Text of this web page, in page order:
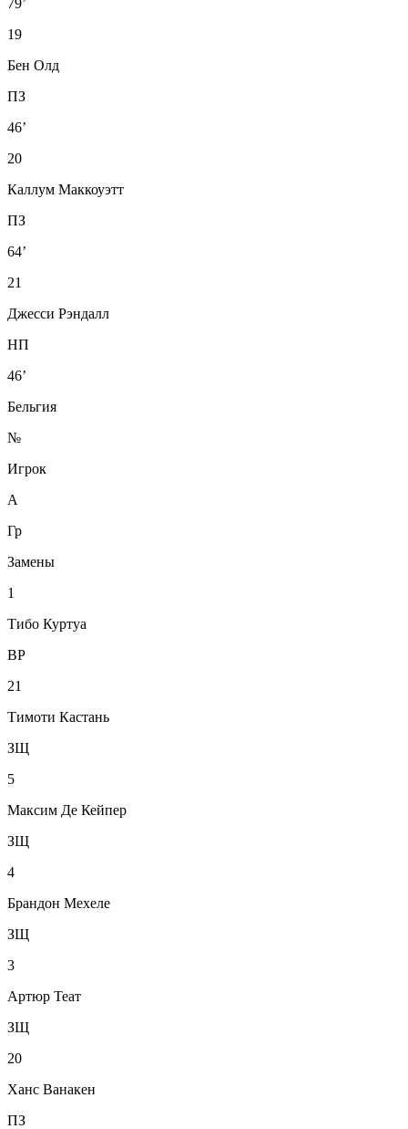
19
Бен Олд
ПЗ
46’
20
Каллум Маккоуэтт
ПЗ
64’
21
Джесси Рэндалл
НП
46’
Бельгия
№
Игрок
А
Гр
Замены
1
Тибо Куртуа
ВР
21
Тимоти Кастань
ЗЩ
5
Максим Де Кейпер
ЗЩ
4
Брандон Мехеле
ЗЩ
3
Артюр Теат
ЗЩ
20
Ханс Ванакен
ПЗ